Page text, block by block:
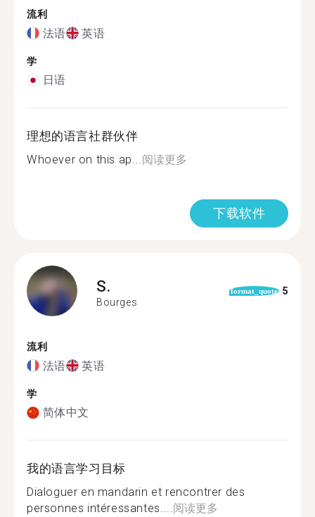
流利
法语 英语
学
日语
理想的语言社群伙伴
Whoever on this ap...阅读更多
下载软件
S.
Bourges
format_quote 5
流利
法语 英语
学
简体中文
我的语言学习目标
Dialoguer en mandarin et rencontrer des
personnes intéressantes....阅读更多